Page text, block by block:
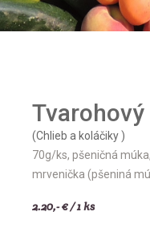
(Chlieb a koláčiky )
70g/ks, pšeničná
mrvenička (pšeniná
2.20,- € / 1 ks